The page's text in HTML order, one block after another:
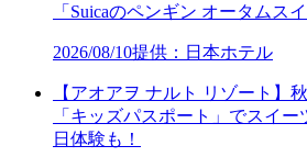
「Suicaのペンギン オータムス
2026/08/10提供：日本ホテル
【アオアヲ ナルト リゾート】
「キッズパスポート」でスイ
日体験も！